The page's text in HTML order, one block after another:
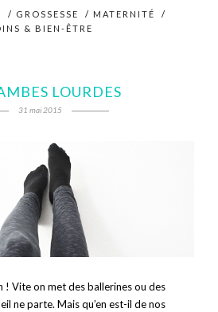
/ GROSSESSE / MATERNITÉ
/
& BIEN-ÊTRE
LOURDES
31 mai 2015
! Vite on met des ballerines ou des
ne parte. Mais qu’en est-il de nos